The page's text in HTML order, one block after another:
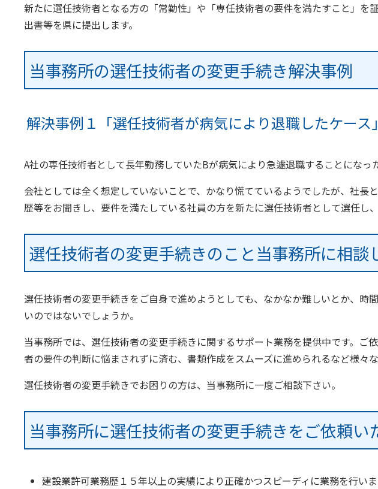
新たに選任技術者となる方の「常勤性」や「専任技術者の要件を満たすこと」を
出書等を県に提出します。
当事務所の選任技術者の変更手続き解決事例
解決事例１「選任技術者が病気により退職したケース」
A社の専任技術者として長年勤務していたBが病気により急遽退職することになっ
会社としては全く想定していないことで、かなり慌てているようでしたが、社長
歴等をお聞きし、要件を満たしている社員の方を新たに選任技術者として選任し
選任技術者の変更手続きのこと当事務所に相談
選任技術者の変更手続きをご自身で進めようとしても、なかなか難しいとか、時
いのではないでしょうか。
当事務所では、選任技術者の変更手続きに関するサポート業務を提供中です。ご
者の要件の判断に悩まされずに済む、書類作成をスムーズに進められるなど様々な
選任技術者の変更手続きでお困りの方は、当事務所に一度ご相談下さい。
当事務所に選任技術者の変更手続きをご依頼い
建設業許可業務歴１５年以上の実績により正確かつスピーディに業務を行いま